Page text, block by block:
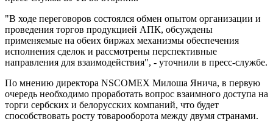
"В ходе переговоров состоялся обмен опытом организации и
проведения торгов продукцией АПК, обсуждены
применяемые на обеих биржах механизмы обеспечения
исполнения сделок и рассмотрены перспективные
направления для взаимодействия", - уточнили в пресс-службе.
По мнению директора NSCOMEX Милоша Янича, в первую
очередь необходимо проработать вопрос взаимного доступа на
торги сербских и белорусских компаний, что будет
способствовать росту товарооборота между двумя странами.